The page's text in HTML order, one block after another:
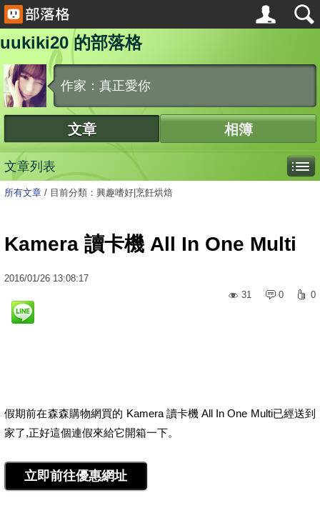
uukiki20 的部落格
作家：真正愛你
文章 相簿
文章列表
所有文章 / 目前分類：興趣嗜好|烹飪烘焙
Kamera 讀卡機 All In One Multi
2016/01/26 13:08:17
31
0 0
假期前在森森購物網買的 Kamera 讀卡機 All In One Multi已經送到
家了,正好這個連假來給它開箱一下。